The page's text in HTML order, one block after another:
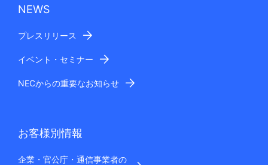
NEWS
プレスリリース
イベント・セミナー
NECからの重要なお知らせ
お客様別情報
企業・官公庁・通信事業者の